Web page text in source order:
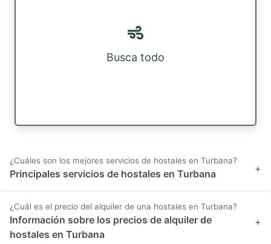
Busca todo
¿Cuáles son los mejores servicios de hostales en Turbana?
Principales servicios de hostales en Turbana +
¿Cuál es el precio del alquiler de una hostales en Turbana?
Información sobre los precios de alquiler de
hostales en Turbana
+